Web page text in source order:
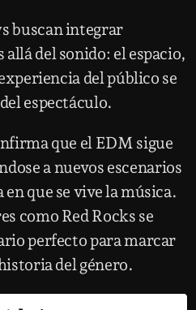
buscan integrar
del sonido: el espacio,
del público se
espectáculo.
que el EDM sigue
a nuevos escenarios
que se vive la música.
como Red Rocks se
perfecto para marcar
del género.